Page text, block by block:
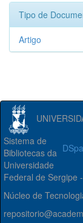
Tipo de
Artigo
Sistema de
Bibliotecas da
Universidade
Federal de Sergipe
Núcleo de